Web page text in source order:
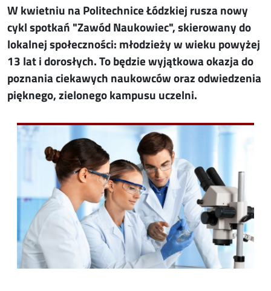
W kwietniu na Politechnice Łódzkiej rusza nowy
cykl spotkań "Zawód Naukowiec", skierowany do
lokalnej społeczności: młodzieży w wieku powyżej
13 lat i dorosłych. To będzie wyjątkowa okazja do
poznania ciekawych naukowców oraz odwiedzenia
pięknego, zielonego kampusu uczelni.
Image